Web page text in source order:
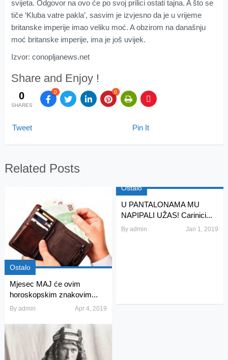
svijeta. Odgovor na ovo će po svoj prilici ostati tajna. A što se
tiče ‘Kluba vatre pakla’, sasvim je izvjesno da je u vrijeme
britanske imperije imao veliku moć. A obzirom na današnju
moć britanske imperije, ima je još uvijek.
Izvor: conopljanews.net
Share and Enjoy !
0
SHARES
0 0
Tweet Pin It
Related Posts
Ostalo
Mjesec MAJ će ovim
horoskopskim znakovim...
By admin Apr 4, 2019
Ostalo
U PANTALONAMA MU
NAPIPALI UŽAS! Carinici...
Byadmin Jan 1, 2019